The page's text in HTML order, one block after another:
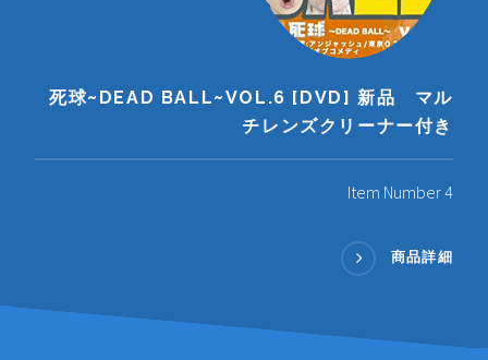
死球~DEAD BALL~VOL.6 [DVD] 新品 マル
チレンズクリーナー付き
Item Number 4
商品詳細